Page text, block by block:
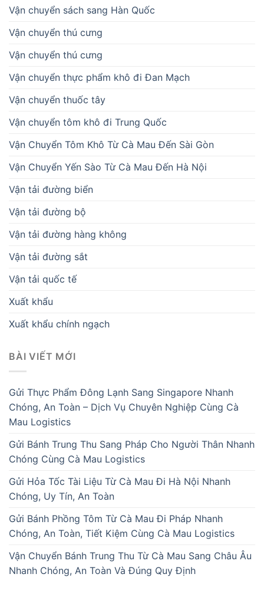
Vận chuyển sách sang Hàn Quốc
Vận chuyển thú cưng
Vận chuyển thú cưng
Vận chuyển thực phẩm khô đi Đan Mạch
Vận chuyển thuốc tây
Vận chuyển tôm khô đi Trung Quốc
Vận Chuyển Tôm Khô Từ Cà Mau Đến Sài Gòn
Vận Chuyển Yến Sào Từ Cà Mau Đến Hà Nội
Vận tải đường biển
Vận tải đường bộ
Vận tải đường hàng không
Vận tải đường sắt
Vận tải quốc tế
Xuất khẩu
Xuất khẩu chính ngạch
BÀI VIẾT MỚI
Gửi Thực Phẩm Đông Lạnh Sang Singapore Nhanh
Chóng, An Toàn – Dịch Vụ Chuyên Nghiệp Cùng Cà
Mau Logistics
Gửi Bánh Trung Thu Sang Pháp Cho Người Thân Nhanh
Chóng Cùng Cà Mau Logistics
Gửi Hỏa Tốc Tài Liệu Từ Cà Mau Đi Hà Nội Nhanh
Chóng, Uy Tín, An Toàn
Gửi Bánh Phồng Tôm Từ Cà Mau Đi Pháp Nhanh
Chóng, An Toàn, Tiết Kiệm Cùng Cà Mau Logistics
Vận Chuyển Bánh Trung Thu Từ Cà Mau Sang Châu Âu
Nhanh Chóng, An Toàn Và Đúng Quy Định